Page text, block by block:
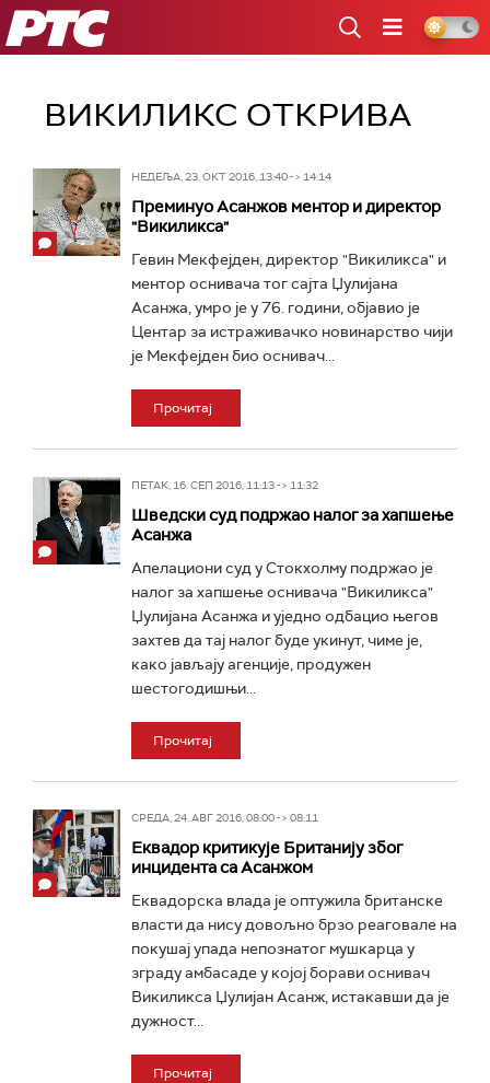
РТС
ВИКИЛИКС ОТКРИВА
НЕДЕЉА, 23. ОКТ 2016, 13:40 -> 14:14
Преминуо Асанжов ментор и директор
"Викиликса"
Гевин Мекфејден, директор "Викиликса" и
ментор оснивача тог сајта Џулијана
Асанжа, умро је у 76. години, објавио је
Центар за истраживачко новинарство чији
је Мекфејден био оснивач...
Прочитај
ПЕТАК, 16. СЕП 2016, 11:13 -> 11:32
Шведски суд подржао налог за хапшење
Асанжа
Апелациони суд у Стокхолму подржао је
налог за хапшење оснивача "Викиликса"
Џулијана Асанжа и уједно одбацио његов
захтев да тај налог буде укинут, чиме је,
како јављају агенције, продужен
шестогодишњи...
Прочитај
СРЕДА, 24. АВГ 2016, 08:00 -> 08:11
Еквадор критикује Британију због
инцидента са Асанжом
Еквадорска влада је оптужила британске
власти да нису довољно брзо реаговале на
покушај упада непознатог мушкарца у
зграду амбасаде у којој борави оснивач
Викиликса Џулијан Асанж, истакавши да је
дужност...
Прочитај